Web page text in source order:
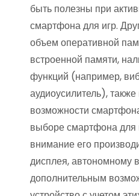
быть полезны при
смартфона для игр.
объем оперативной
встроенной памяти,
функций (например,
аудиоусилитель),
возможности
выборе смартфона для
внимание его
дисплея, автономному
дополнительным